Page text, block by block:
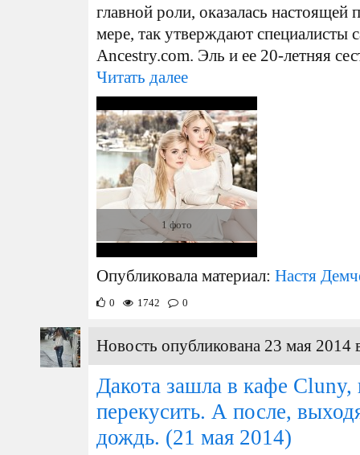
главной роли, оказалась
мере, так утверждают специалисты
Ancestry.com. Эль и ее 20-летняя
Читать далее
1 фото
Опубликовала материал: Настя
0 1742 0
Новость опубликована 23 мая 2014
Дакота зашла в кафе
перекусить. А после,
дождь. (21 мая 2014)